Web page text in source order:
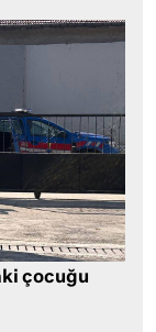
çocuğu